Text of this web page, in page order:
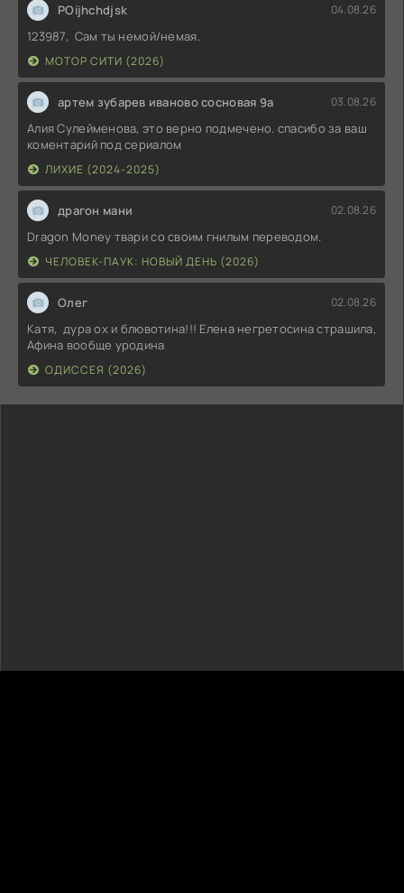
POijhchdjsk 04.08.26
123987, Сам ты немой/немая.
МОТОР СИТИ (2026)
артем зубарев иваново сосновая 9а 03.08.26
Алия Сулейменова, это верно подмечено. спасибо за ваш
коментарий под сериалом
ЛИХИЕ (2024-2025)
драгон мани 02.08.26
Dragon Money твари со своим гнилым переводом.
ЧЕЛОВЕК-ПАУК: НОВЫЙ ДЕНЬ (2026)
Олег 02.08.26
Катя, дура ох и блювотина!!! Елена негретосина страшила,
Афина вообще уродина
ОДИССЕЯ (2026)